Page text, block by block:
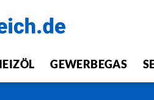
GEWERBEGAS